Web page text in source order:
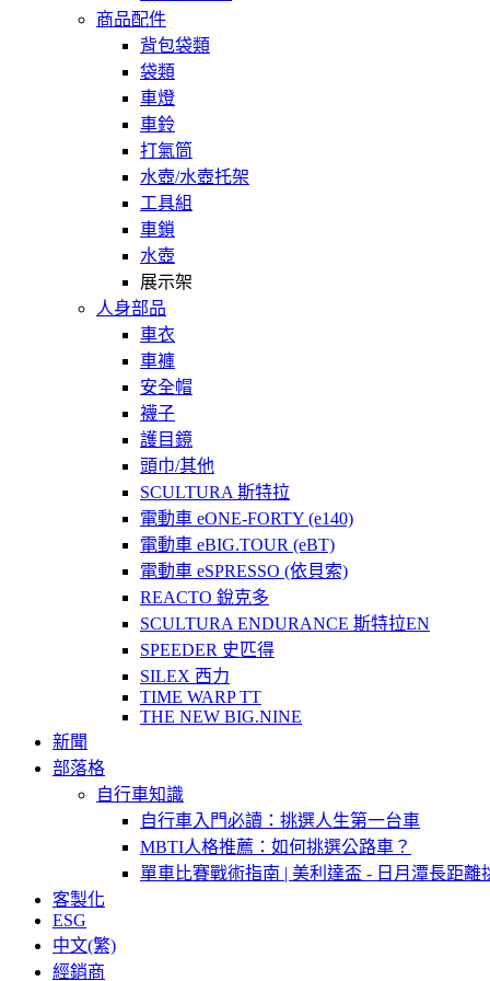
商品配件
背包袋類
袋類
車燈
車鈴
打氣筒
水壺/水壺托架
工具組
車鎖
水壺
展示架
人身部品
車衣
車褲
安全帽
襪子
護目鏡
頭巾/其他
SCULTURA 斯特拉
電動車 eONE-FORTY (e140)
電動車 eBIG.TOUR (eBT)
電動車 eSPRESSO (依貝索)
REACTO 銳克多
SCULTURA ENDURANCE 斯特拉EN
SPEEDER 史匹得
SILEX 西力
TIME WARP TT
THE NEW BIG.NINE
新聞
部落格
自行車知識
自行車入門必讀：挑選人生第一台車
MBTI人格推薦：如何挑選公路車？
單車比賽戰術指南 | 美利達盃 - 日月潭長距離
客製化
ESG
中文(繁)
經銷商